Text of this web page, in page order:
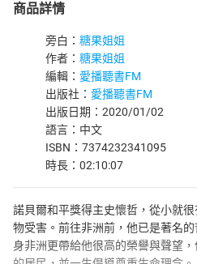
商品詳情
旁白： 糖果姐姐
作者： 糖果姐姐
編輯： 愛播聽書FM
出版社： 愛播聽書FM
出版日期：2020/01/02
語言：中文
ISBN：7374232341095
時長：02:10:07
諾貝爾和平獎得主史懷哲，從小就
物受害。前往非洲前，他已是著名
身非洲更帶給他很高的榮譽與聲望